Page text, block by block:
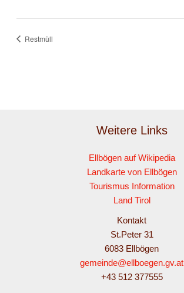
Restmüll
Weitere Links
Ellbögen auf Wikipedia
Landkarte von Ellbögen
Tourismus Information
Land Tirol
Kontakt
St.Peter 31
6083 Ellbögen
gemeinde@ellboegen.gv.at
+43 512 377555